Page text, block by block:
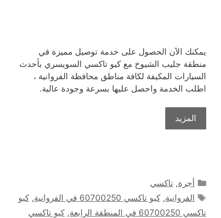
يمكنك الآن الحصول على خدمة توصيل مميزة في
منطقة جليب الشيوخ مع كيو تاكسي السويسري بأحدث
السيارات المكيفة لكافة مناطق محافظة الفروانية ،
اطلب الخدمة واحصل عليها بسرعة وجودة عالية.
المزيد
التصنيفات
أجرة,تاكسي
الوسوم
الفروانية,كيو تاكسي 60700250 في الفروانية ,كيو
تاكسي 60700250 في المنطقة الرابعة
, كيو تاكسي